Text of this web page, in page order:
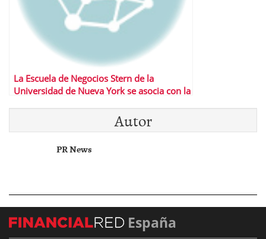
La Escuela de Negocios Stern de la
Universidad de Nueva York se asocia con la
de MBA a tiempo completo de un año en
Autor
PR News
España